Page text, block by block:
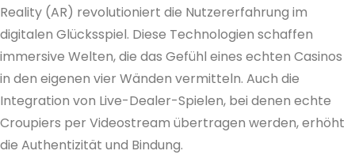
Reality (AR) revolutioniert die Nutzererfahrung im
digitalen Glücksspiel. Diese Technologien schaffen
immersive Welten, die das Gefühl eines echten Casinos
in den eigenen vier Wänden vermitteln. Auch die
Integration von Live-Dealer-Spielen, bei denen echte
Croupiers per Videostream übertragen werden, erhöht
die Authentizität und Bindung.